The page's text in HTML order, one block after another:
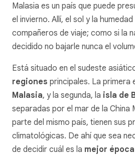
Malasia es un país que puede
el invierno. Allí, el sol y la
compañeros de viaje; como si la
decidido no bajarle nunca el
Está situado en el sudeste
regiones principales. La primera
Malasia, y la segunda, la isla de
separadas por el mar de la China
parte del mismo país, tienen sus
climatológicas. De ahí que sea
de decidir cuál es la mejor